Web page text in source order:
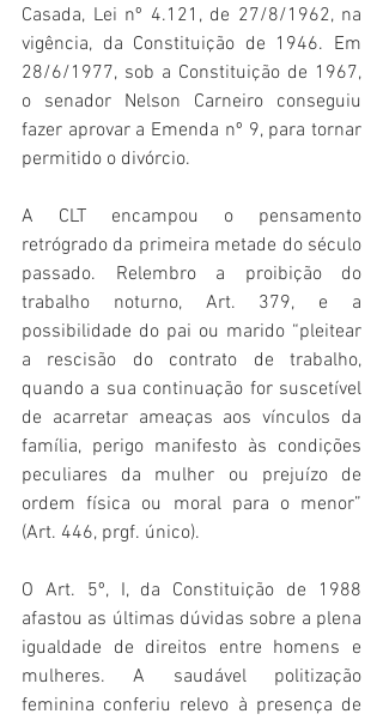
Casada, Lei nº 4.121, de 27/8/1962, na
vigência, da Constituição de 1946. Em
28/6/1977, sob a Constituição de 1967,
o senador Nelson Carneiro conseguiu
fazer aprovar a Emenda nº 9, para tornar
permitido o divórcio.
A CLT encampou o pensamento
retrógrado da primeira metade do século
passado. Relembro a proibição do
trabalho noturno, Art. 379, e a
possibilidade do pai ou marido “pleitear
a rescisão do contrato de trabalho,
quando a sua continuação for suscetível
de acarretar ameaças aos vínculos da
família, perigo manifesto às condições
peculiares da mulher ou prejuízo de
ordem física ou moral para o menor”
(Art. 446, prgf. único).
O Art. 5º, I, da Constituição de 1988
afastou as últimas dúvidas sobre a plena
igualdade de direitos entre homens e
mulheres. A saudável politização
feminina conferiu relevo à presença de